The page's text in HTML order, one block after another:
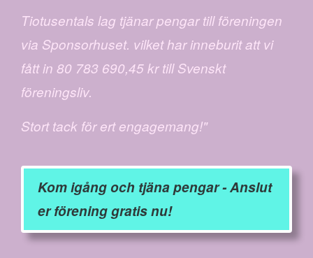
Tiotusentals lag tjänar pengar till föreningen
via Sponsorhuset. vilket har inneburit att vi
fått in 80 783 690,45 kr till Svenskt
föreningsliv.
Stort tack för ert engagemang!"
Kom igång och tjäna pengar - Anslut
er förening gratis nu!